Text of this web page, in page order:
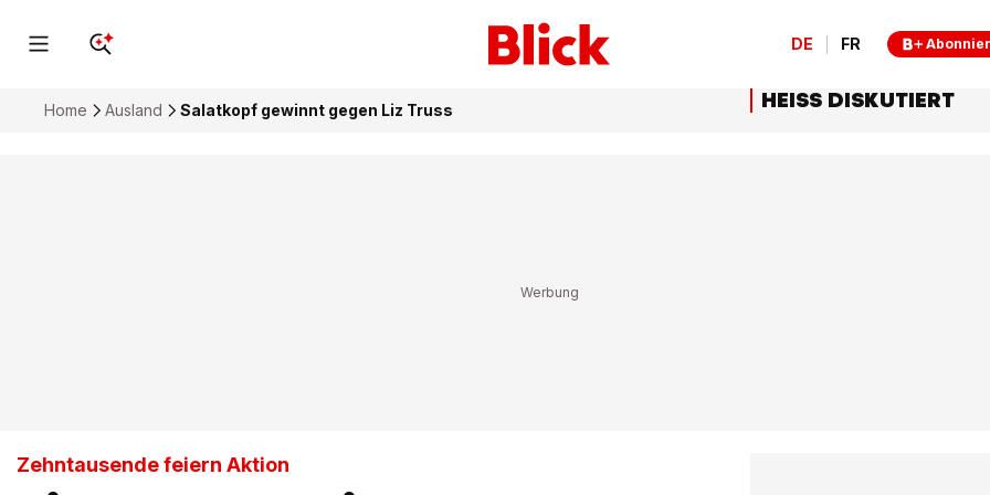
DE FR
Home Ausland Salatkopf gewinnt gegen Liz Truss
Zehntausende feiern Aktion
HEISS DISKUTIERT